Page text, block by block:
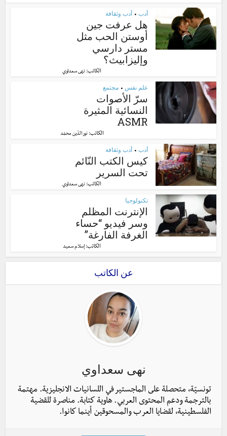
أدب • أدب وثقافة
هل عرفت جين
أوستن الحب مثل
مستر دارسي
وإليزابيث؟
الكاتب: نهى سعداوي
علم نفس • مجتمع
سرّ الأصوات
النسائية المثيرة
ASMR
الكاتب:نور الدّين محمّد
أدب • أدب وثقافة
كيس الكتب النّائم
تحت السرير
الكاتب: نهى سعداوي
تكنولوجيا
الإنترنت المظلم
وسر فيديو “حساء
الغرفة الفارغة”
الكاتب: إسلام سعيد
عن الكاتب
نهى سعداوي
تونسيّة، متحصلة على الماجستير في اللسانيات الانجليزية. مهتمة
بالترجمة ودعم المحتوى العربي. هاوية كتابة. مناصرة للقضية
الفلسطينية، لقضايا العرب والمسحوقين أينما كانوا.